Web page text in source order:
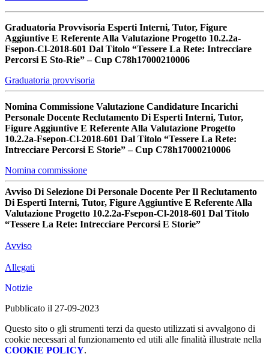
Graduatoria Provvisoria Esperti Interni, Tutor, Figure
Aggiuntive E Referente Alla Valutazione Progetto 10.2.2a-
Fsepon-Cl-2018-601 Dal Titolo “Tessere La Rete: Intrecciare
Percorsi E Sto-Rie” – Cup C78h17000210006
Graduatoria provvisoria
Nomina Commissione Valutazione Candidature Incarichi
Personale Docente Reclutamento Di Esperti Interni, Tutor,
Figure Aggiuntive E Referente Alla Valutazione Progetto
10.2.2a-Fsepon-Cl-2018-601 Dal Titolo “Tessere La Rete:
Intrecciare Percorsi E Storie” – Cup C78h17000210006
Nomina commissione
Avviso Di Selezione Di Personale Docente Per Il Reclutamento
Di Esperti Interni, Tutor, Figure Aggiuntive E Referente Alla
Valutazione Progetto 10.2.2a-Fsepon-Cl-2018-601 Dal Titolo
“Tessere La Rete: Intrecciare Percorsi E Storie”
Avviso
Allegati
Notizie
Pubblicato il 27-09-2023
Questo sito o gli strumenti terzi da questo utilizzati si avvalgono di
cookie necessari al funzionamento ed utili alle finalità illustrate nella
COOKIE POLICY.